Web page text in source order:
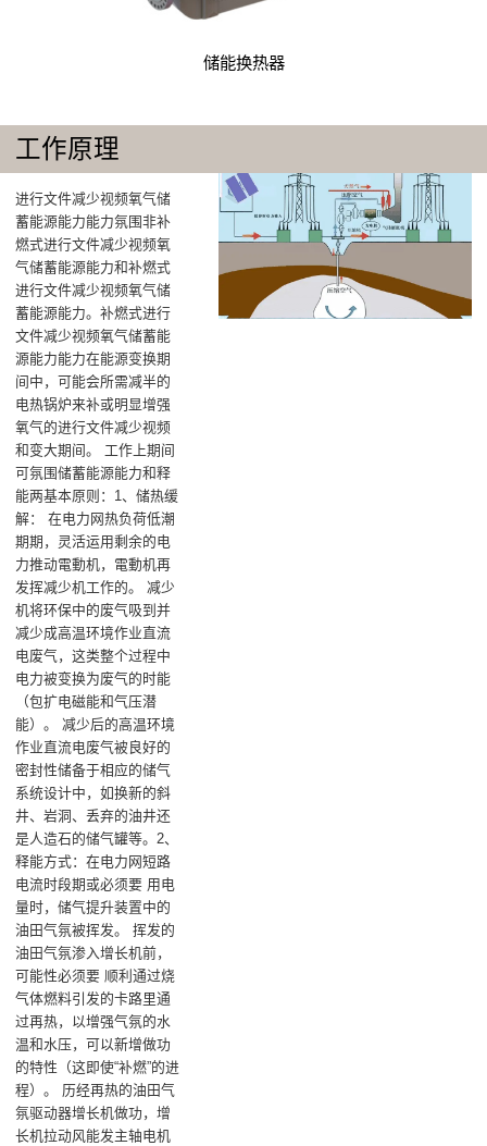
储能换热器
工作原理
进行文件减少视频氧气储
蓄能源能力能力氛围非补
燃式进行文件减少视频氧
气储蓄能源能力和补燃式
进行文件减少视频氧气储
蓄能源能力。补燃式进行
文件减少视频氧气储蓄能
源能力能力在能源变换期
间中，可能会所需减半的
电热锅炉来补或明显增强
氧气的进行文件减少视频
和变大期间。 工作上期间
可氛围储蓄能源能力和释
能两基本原则：‌1、储热缓
解‌： 在电力网热负荷低潮
期期，灵活运用剩余的电
力推动電動机，電動机再
发挥减少机工作的‌。 减少
机将环保中的废气吸到并
减少成高温环境作业直流
电废气，这类整个过程中
电力被变换为废气的时能
（包扩电磁能和气压潜
能）‌。 减少后的高温环境
作业直流电废气被良好的
密封性储备于相应的储气
系统设计中，如换新的斜
井、岩洞、丢弃的油井还
是人造石的储气罐等‌。‌2、
释能方式‌：在电力网短路
电流时段期或必须要 用电
量时，储气提升装置中的
油田气氛被挥发‌。 挥发的
油田气氛渗入增长机前，
可能性必须要 顺利通过烧
气体燃料引发的卡路里通
过再热，以增强气氛的水
温和水压，可以新增做功
的特性（这即使“补燃”的进
程）‌。 历经再热的油田气
氛驱动器增长机做功，增
长机拉动风能发主轴电机